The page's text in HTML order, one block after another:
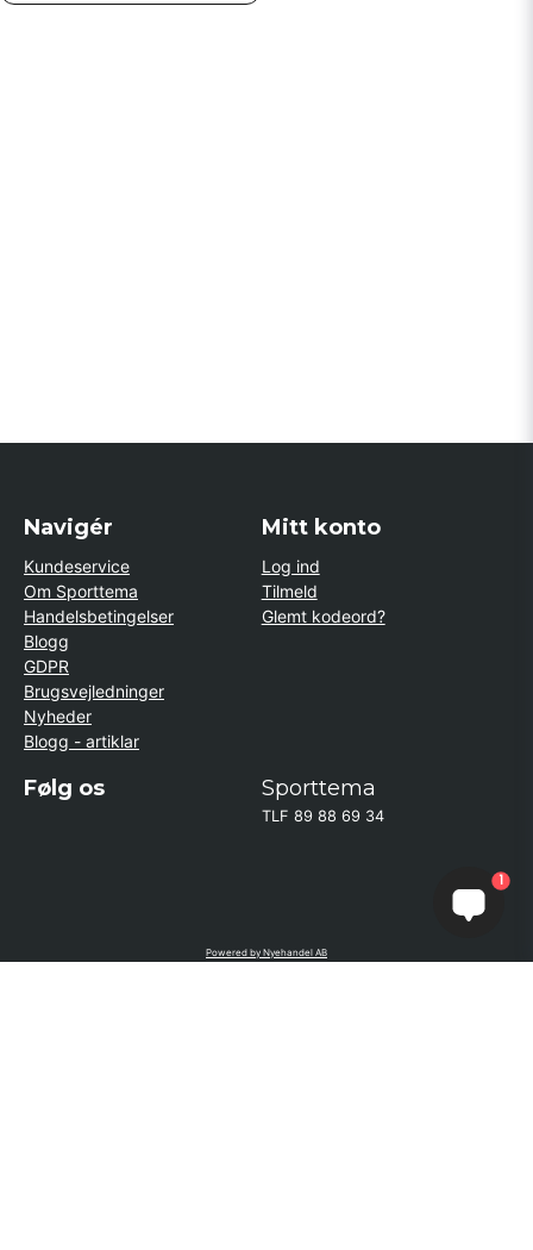
Navigér
Kundeservice
Om Sporttema
Handelsbetingelser
Blogg
GDPR
Brugsvejledninger
Nyheder
Blogg - artiklar
Mitt konto
Log ind
Tilmeld
Glemt kodeord?
Følg os Sporttema
TLF 89 88 69 34
Powered by Nyehandel AB
1